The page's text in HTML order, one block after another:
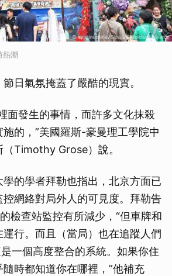
熱潮
日氣氛掩蓋了嚴酷的現實。
面發生的事情，而許多文化抹殺
的，”美國羅斯-豪曼理工學院中
Timothy Grose）說。
的學者拜勒也指出，北京方面已
網絡對局外人的可見度。拜勒告
檢查站監控有所減少，“但車牌和
運行。而且（當局）也在追蹤人們
一個高度整合的系統。如果你住
時都知道你在哪裡，”他補充